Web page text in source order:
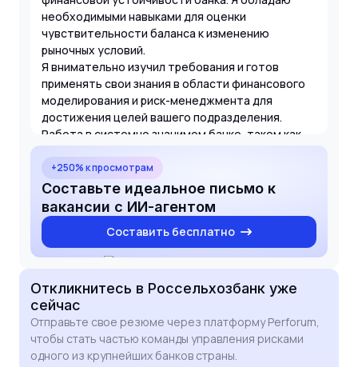
необходимыми навыками для оценки
чувствительности баланса к изменению
рыночных условий.
Я внимательно изучил требования и готов
применять свои знания в области финансового
моделирования и риск-менеджмента для
достижения целей вашего подразделения.
Работа в системно значимом банке, таком как
РСХБ, является для меня приоритетным
направлением развития, где я смогу
реализовать свой потенциал в управлении
банковскими рисками.
+250% к просмотрам
Составьте идеальное письмо к
вакансии с ИИ-агентом
Составить бесплатно
Откликнитесь в Россельхозбанк уже
сейчас
Отправьте свое резюме через платформу Perforum,
чтобы стать частью команды управления рисками
одного из крупнейших банков страны.